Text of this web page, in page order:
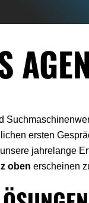
ersten
jahrelange
oben erscheinen